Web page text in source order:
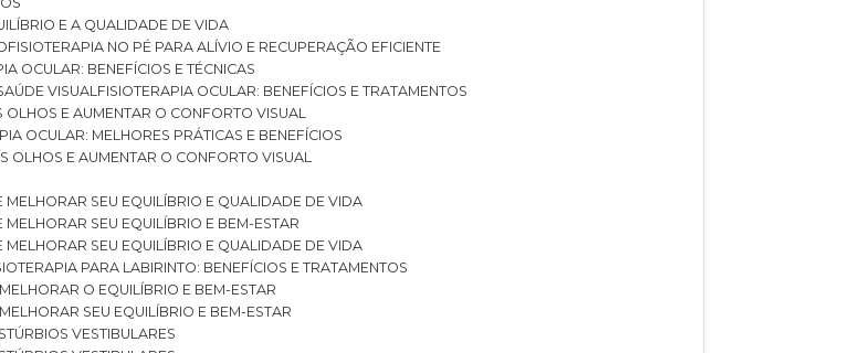
E A QUALIDADE DE VIDA
FISIOTERAPIA NO PÉ PARA ALÍVIO E RECUPERAÇÃO EFICIENTE
OCULAR: BENEFÍCIOS E TÉCNICAS
VISUAL
FISIOTERAPIA OCULAR: BENEFÍCIOS E TRATAMENTOS
OLHOS E AUMENTAR O CONFORTO VISUAL
OCULAR: MELHORES PRÁTICAS E BENEFÍCIOS
OLHOS E AUMENTAR O CONFORTO VISUAL
MELHORAR SEU EQUILÍBRIO E QUALIDADE DE VIDA
SEU EQUILÍBRIO E BEM-ESTAR
MELHORAR SEU EQUILÍBRIO E QUALIDADE DE VIDA
PARA LABIRINTO: BENEFÍCIOS E TRATAMENTOS
O EQUILÍBRIO E BEM-ESTAR
SEU EQUILÍBRIO E BEM-ESTAR
VESTIBULARES